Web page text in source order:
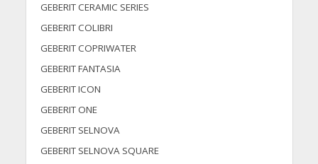
GEBERIT CERAMIC SERIES
GEBERIT COLIBRI
GEBERIT COPRIWATER
GEBERIT FANTASIA
GEBERIT ICON
GEBERIT ONE
GEBERIT SELNOVA
GEBERIT SELNOVA SQUARE